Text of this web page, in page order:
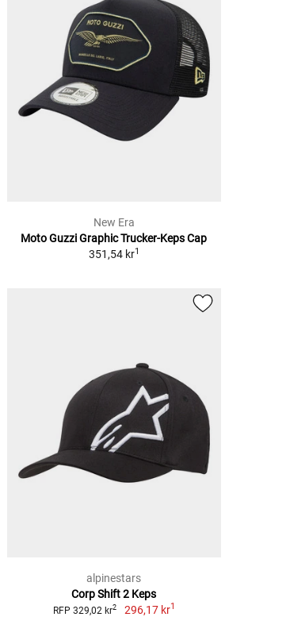
New Era
Moto Guzzi Graphic Trucker-Keps Cap
351,54 kr1
alpinestars
Corp Shift 2 Keps
RFP 329,02 kr2 296,17 kr1